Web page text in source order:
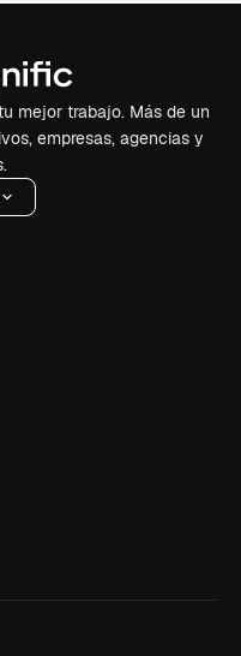
mejor trabajo. Más de un
empresas, agencias y